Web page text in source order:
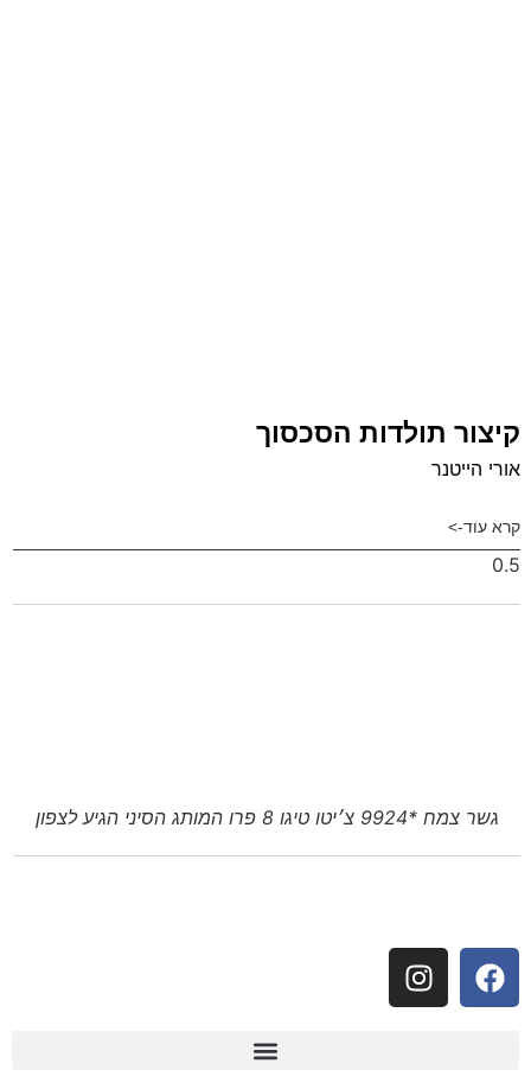
קיצור תולדות הסכסוך
אורי הייטנר
קרא עוד->
גשר צמח *9924 צ׳יטו טיגו 8 פרו המותג הסיני הגיע לצפון